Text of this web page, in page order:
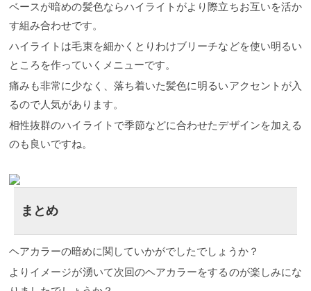
うことが大切なんです。 つまり希望の明るさよりも
ことです。 「このくらいの明るさにしたい」がどの
くらいなのかをしっかり相談した上で施術に入った
方が間違いなく希望の色になるでしょう。 間違って
も明るくしていたいのに「しっかりアッシュを感じ
に気をつけてくださいね。 それでももし失敗したと
すれば他に原因があるはずです。アッシュで失敗し
てしまった時の対処法 サロンでアッシュに染めても
て、純粋に青だけで暗くなってしまったのか？それ
とも暗くなる色を入れて暗くなってしまったのかに
よってその後のことが変わります。 純粋に青のみで
暗くなった場合はシャンプーを数回繰り返していけ
ベースが暗めの髪色ならハイライトがより際立ちお互いを活か
す組み合わせです。
ハイライトは毛束を細かくとりわけブリーチなどを使い明るい
ところを作っていくメニューです。
痛みも非常に少なく、落ち着いた髪色に明るいアクセントが入
るので人気があります。
相性抜群のハイライトで季節などに合わせたデザインを加える
のも良いですね。
まとめ
ヘアカラーの暗めに関していかがでしたでしょうか？
よりイメージが湧いて次回のヘアカラーをするのが楽しみにな